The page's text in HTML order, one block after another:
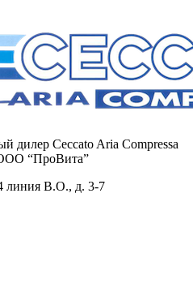
дилер Ceccato Aria Compressa
“ПроВита”
линия В.О., д. 3-7